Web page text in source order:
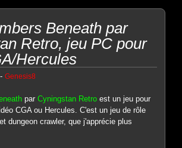
Beneath par
Retro, jeu PC pour
Hercules
-Genesis8
parCyningstan Retro est un jeu pour
CGA ou Hercules. C'est un jeu de rôle
dungeon crawler, que j'apprécie plus